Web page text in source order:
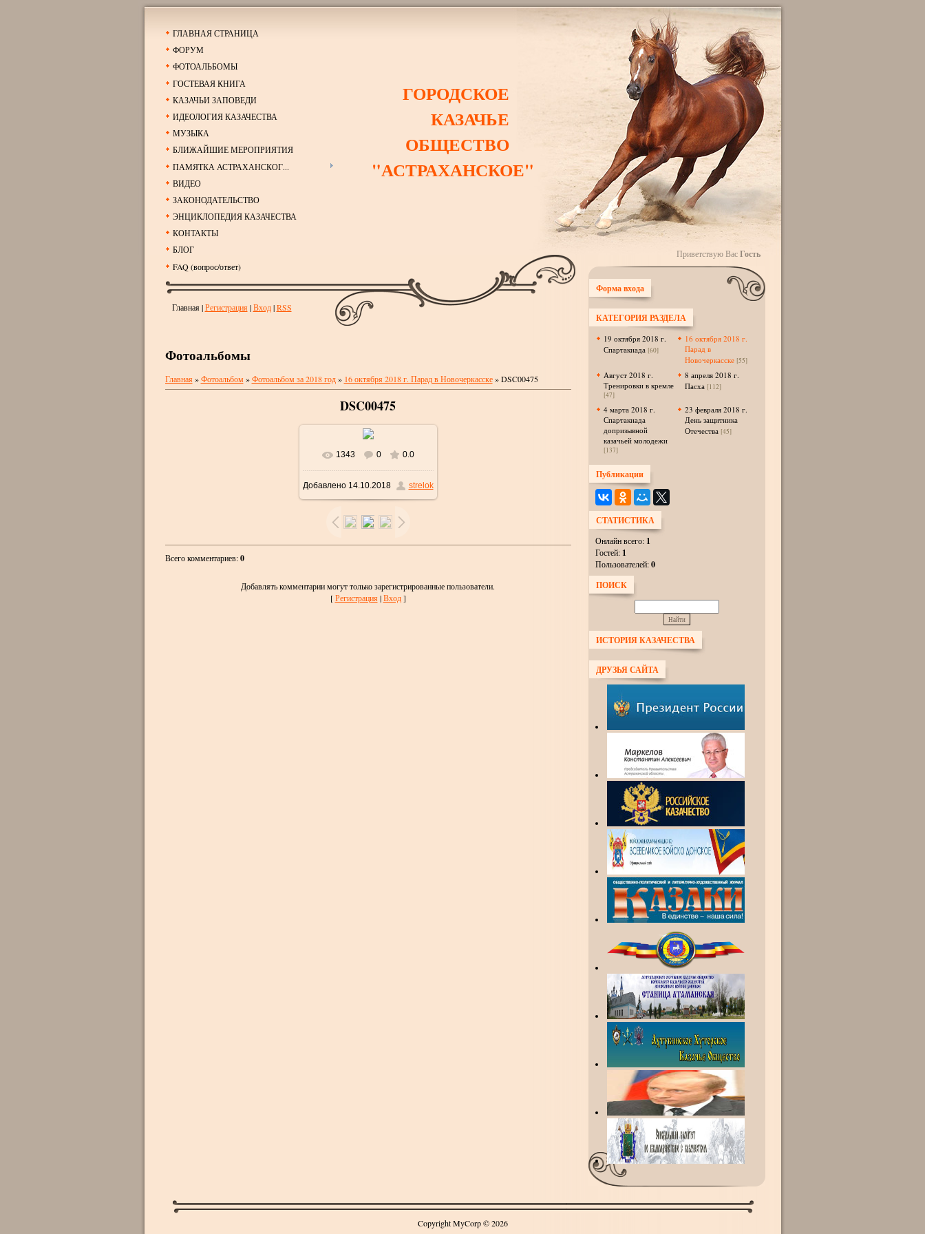
ГЛАВНАЯ СТРАНИЦА
ФОРУМ
ФОТОАЛЬБОМЫ
ГОСТЕВАЯ КНИГА
КАЗАЧЬИ ЗАПОВЕДИ
ИДЕОЛОГИЯ КАЗАЧЕСТВА
МУЗЫКА
БЛИЖАЙШИЕ МЕРОПРИЯТИЯ
ПАМЯТКА АСТРАХАНСКОГ...
ВИДЕО
ЗАКОНОДАТЕЛЬСТВО
ЭНЦИКЛОПЕДИЯ КАЗАЧЕСТВА
КОНТАКТЫ
БЛОГ
FAQ (вопрос/ответ)
ГОРОДСКОЕ
КАЗАЧЬЕ
ОБЩЕСТВО
"АСТРАХАНСКОЕ"
Главная|Регистрация |Вход|RSS
Фотоальбомы
Главная »Фотоальбом»Фотоальбом за 2018 год» 16 октября 2018 г. Парад в Новочеркасске» DSC00475
DSC00475
В реальном размере
1024x685/ 346.3Kb
1343 0 0.0
Добавлено14.10.2018 strelok
Всего комментариев:0
Добавлять комментарии могут только зарегистрированные пользователи.
[Регистрация |Вход]
Приветствую Вас Гость
Форма входа
КАТЕГОРИЯ РАЗДЕЛА
19 октября 2018 г.
Спартакиада [60]
16 октября 2018 г.
Парад в
Новочеркасске [55]
Август 2018 г.
Тренировки в кремле
[47]
8 апреля 2018 г.
Пасха [112]
4 марта 2018 г.
Спартакиада
допризывной
казачьей молодежи
[137]
23 февраля 2018 г.
День защитника
Отечества [45]
Публикации
СТАТИСТИКА
Онлайн всего: 1
Гостей: 1
Пользователей:0
ПОИСК
ИСТОРИЯ КАЗАЧЕСТВА
ДРУЗЬЯ САЙТА
Copyright MyCorp © 2026